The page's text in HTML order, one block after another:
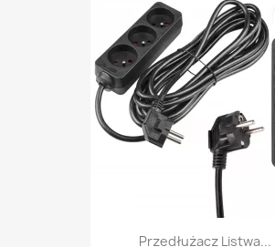
Przedłużacz Listwa...